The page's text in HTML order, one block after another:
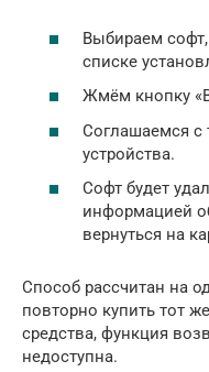
Выбираем
списке
Жмём кнопку
Соглашаемся с
устройства.
Софт будет
информацией
вернуться на
Способ рассчитан на
повторно купить тот
средства, функция
недоступна.